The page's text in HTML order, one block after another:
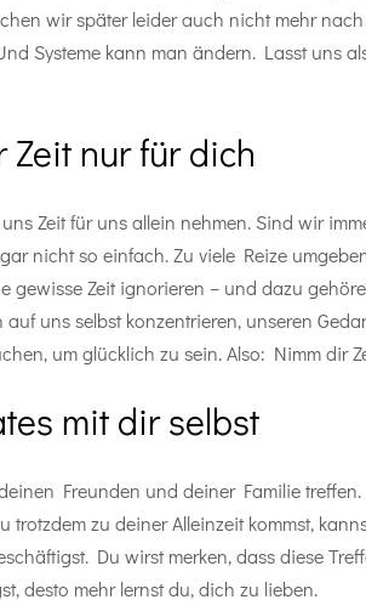
wir später leider auch nicht mehr
Systeme kann man ändern. Lasst uns
nur für dich
Zeit für uns allein nehmen. Sind wir
nicht so einfach. Zu viele Reize
Zeit ignorieren – und dazu
uns selbst konzentrieren, unseren
um glücklich zu sein. Also: Nimm dir
mit dir selbst
Freunden und deiner Familie
zu deiner Alleinzeit kommst,
Du wirst merken, dass diese
desto mehr lernst du, dich zu lieben.